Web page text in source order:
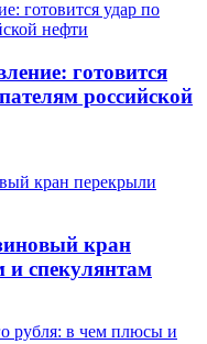
готовится
российской
кран
и спекулянтам